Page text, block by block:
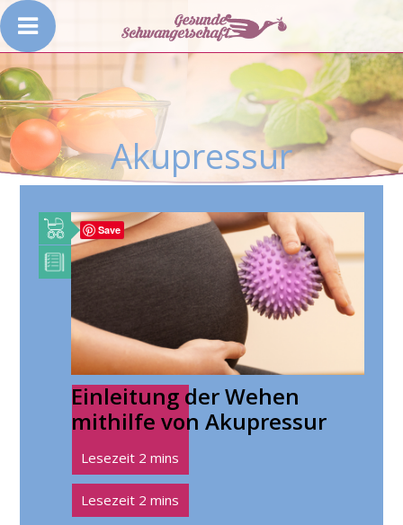
Akupressur
Einleitung der Wehen
mithilfe von Akupressur
Save